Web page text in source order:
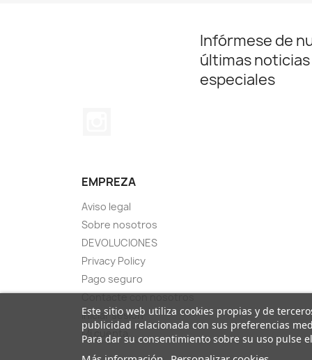
Infórmese de
últimas
especiales
EMPREZA
Aviso legal
Sobre nosotros
DEVOLUCIONES
Privacy Policy
Pago seguro
Contacte con nosotros
Iniciar sesión
Mi cuenta
Este sitio web utiliza cookies propias y de
publicidad relacionada con sus preferencias
Para dar su consentimiento sobre su uso pulse